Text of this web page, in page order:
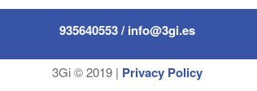
935640553 / info@3gi.es
3Gi © 2019 | Privacy Policy